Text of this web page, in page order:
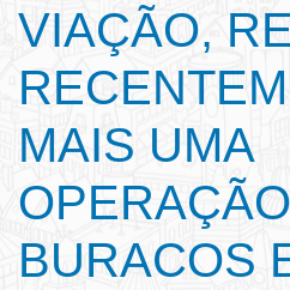
VIAÇÃO,
MAIS UMA
BURACOS